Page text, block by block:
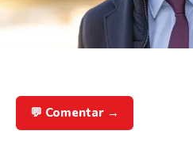
💬 Comentar →